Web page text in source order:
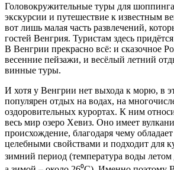
Головокружительные туры для
экскурсии и путешествие к известным
вот лишь малая часть развлечений,
гостей Венгрия. Туристам здесь
В Венгрии прекрасно всё: и сказочное
весенние пейзажи, и весёлый летний
винные туры.
И хотя у Венгрии нет выхода к морю, в
популярен отдых на водах, на
оздоровительных курортах. К ним
весь мир озеро Хевиз. Оно имеет
происхождение, благодаря чему
целебными свойствами и подходит для
зимний период (температура воды летом